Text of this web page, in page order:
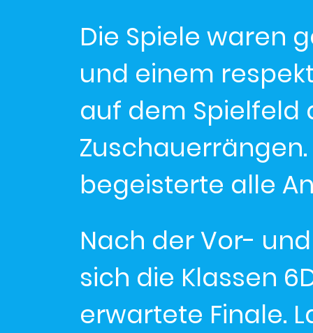
Die Spiele waren
und einem
auf dem Spielfeld
begeisterte alle
Nach der Vor-
sich die Klassen
erwartete Finale.